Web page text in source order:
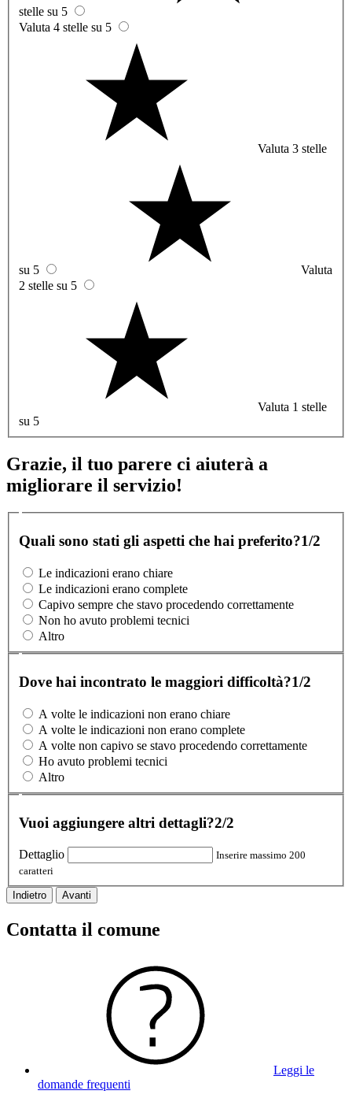
stelle su 5
Valuta 4 stelle su 5
Valuta 3 stelle
su 5
Valuta
2 stelle su 5
Valuta 1 stelle
su 5
Grazie, il tuo parere ci aiuterà a
migliorare il servizio!
Quali sono stati gli aspetti che hai preferito?1/2
Le indicazioni erano chiare
Le indicazioni erano complete
Capivo sempre che stavo procedendo correttamente
Non ho avuto problemi tecnici
Altro
Dove hai incontrato le maggiori difficoltà?1/2
A volte le indicazioni non erano chiare
A volte le indicazioni non erano complete
A volte non capivo se stavo procedendo correttamente
Ho avuto problemi tecnici
Altro
Vuoi aggiungere altri dettagli?2/2
Dettaglio
Inserire massimo 200
caratteri
Indietro Avanti
Contatta il comune
Leggi le
domande frequenti